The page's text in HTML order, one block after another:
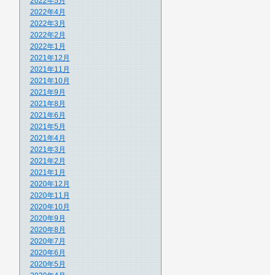
2022年4月
2022年3月
2022年2月
2022年1月
2021年12月
2021年11月
2021年10月
2021年9月
2021年8月
2021年6月
2021年5月
2021年4月
2021年3月
2021年2月
2021年1月
2020年12月
2020年11月
2020年10月
2020年9月
2020年8月
2020年7月
2020年6月
2020年5月